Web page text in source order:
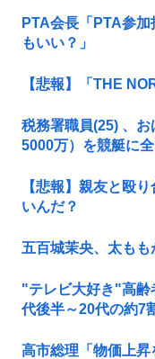
PTA会長「PTA参
もいい？」
【悲報】「THE
税務署職員(25) 、
5000万）を競艇に
【悲報】親友と殴
いんだ？
五百城茉央、太もも
"テレビ大好き"高
代後半～20代の約7
高市総理「物価上